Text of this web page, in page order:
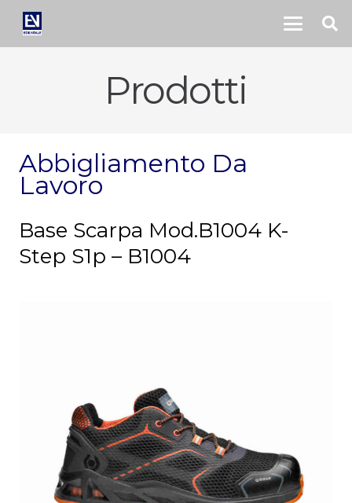
Prodotti
Abbigliamento Da
Lavoro
Base Scarpa Mod.B1004 K-
Step S1p – B1004